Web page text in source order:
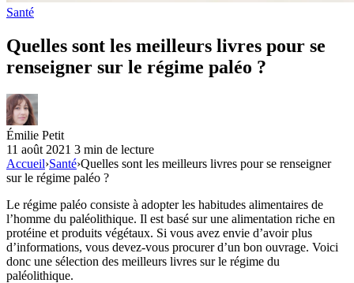
Santé
Quelles sont les meilleurs livres pour se
renseigner sur le régime paléo ?
Émilie Petit
11 août 2021 3 min de lecture
Accueil›Santé›Quelles sont les meilleurs livres pour se renseigner
sur le régime paléo ?
Le régime paléo consiste à adopter les habitudes alimentaires de
l’homme du paléolithique. Il est basé sur une alimentation riche en
protéine et produits végétaux. Si vous avez envie d’avoir plus
d’informations, vous devez-vous procurer d’un bon ouvrage. Voici
donc une sélection des meilleurs livres sur le régime du
paléolithique.